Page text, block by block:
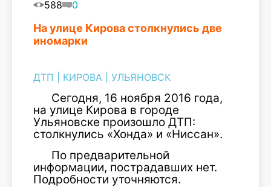
588
0
На улице Кирова столкнулись две
иномарки
ДТП КИРОВА УЛЬЯНОВСК
Сегодня, 16 ноября 2016 года,
на улице Кирова в городе
Ульяновске произошло ДТП:
столкнулись «Хонда» и «Ниссан».
По предварительной
информации, пострадавших нет.
Подробности уточняются.